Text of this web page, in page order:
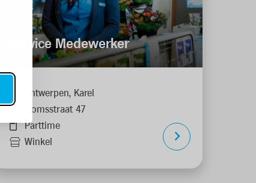
Service Medewerker
Antwerpen, Karel
Oomsstraat 47
Parttime
Winkel